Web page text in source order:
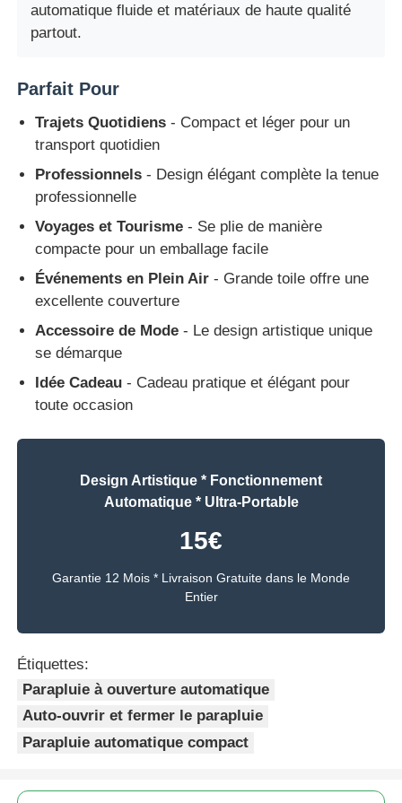
automatique fluide et matériaux de haute qualité
partout.
Parfait Pour
Trajets Quotidiens - Compact et léger pour un
transport quotidien
Professionnels - Design élégant complète la tenue
professionnelle
Voyages et Tourisme - Se plie de manière
compacte pour un emballage facile
Événements en Plein Air - Grande toile offre une
excellente couverture
Accessoire de Mode - Le design artistique unique
se démarque
Idée Cadeau - Cadeau pratique et élégant pour
toute occasion
Design Artistique * Fonctionnement
Automatique * Ultra-Portable
15€
Garantie 12 Mois * Livraison Gratuite dans le Monde
Entier
Étiquettes:
Parapluie à ouverture automatique
Auto-ouvrir et fermer le parapluie
Parapluie automatique compact